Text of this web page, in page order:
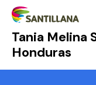
Tania Melina
Honduras